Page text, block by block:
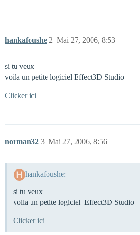
hankafoushe Mai 27, 2006, 8:53
2
si tu veux
voila un petite logiciel Effect3D Studio
Clicker ici
norman32 Mai 27, 2006, 8:56
3
hankafoushe:
si tu veux
voila un petite logiciel Effect3D Studio
Clicker ici